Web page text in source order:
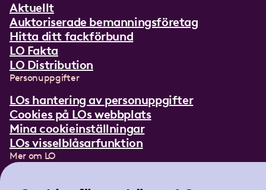
Aktuellt
Auktoriserade bemanningsföretag
Hitta ditt fackförbund
LO Fakta
LO Distribution
Personuppgifter
LOs hantering av personuppgifter
Cookies på LOs webbplats
Mina cookieinställningar
LOs visselblåsarfunktion
Mer om LO